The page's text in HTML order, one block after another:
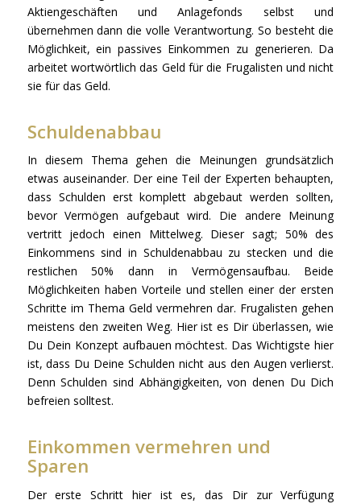
Aktiengeschäften und Anlagefonds selbst und
übernehmen dann die volle Verantwortung. So besteht die
Möglichkeit, ein passives Einkommen zu generieren. Da
arbeitet wortwörtlich das Geld für die Frugalisten und nicht
sie für das Geld.
Schuldenabbau
In diesem Thema gehen die Meinungen grundsätzlich
etwas auseinander. Der eine Teil der Experten behaupten,
dass Schulden erst komplett abgebaut werden sollten,
bevor Vermögen aufgebaut wird. Die andere Meinung
vertritt jedoch einen Mittelweg. Dieser sagt; 50% des
Einkommens sind in Schuldenabbau zu stecken und die
restlichen 50% dann in Vermögensaufbau. Beide
Möglichkeiten haben Vorteile und stellen einer der ersten
Schritte im Thema Geld vermehren dar. Frugalisten gehen
meistens den zweiten Weg. Hier ist es Dir überlassen, wie
Du Dein Konzept aufbauen möchtest. Das Wichtigste hier
ist, dass Du Deine Schulden nicht aus den Augen verlierst.
Denn Schulden sind Abhängigkeiten, von denen Du Dich
befreien solltest.
Einkommen vermehren und
Sparen
Der erste Schritt hier ist es, das Dir zur Verfügung